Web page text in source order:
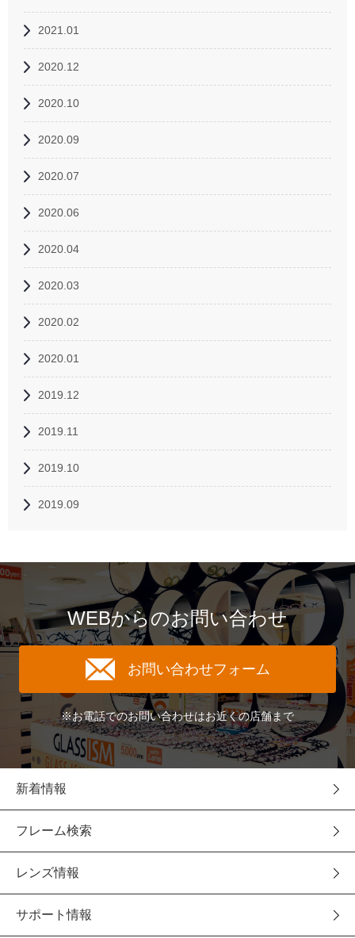
2021.01
2020.12
2020.10
2020.09
2020.07
2020.06
2020.04
2020.03
2020.02
2020.01
2019.12
2019.11
2019.10
2019.09
WEBからのお問い合わせ
お問い合わせフォーム
※お電話でのお問い合わせはお近くの店舗まで
新着情報
フレーム検索
レンズ情報
サポート情報